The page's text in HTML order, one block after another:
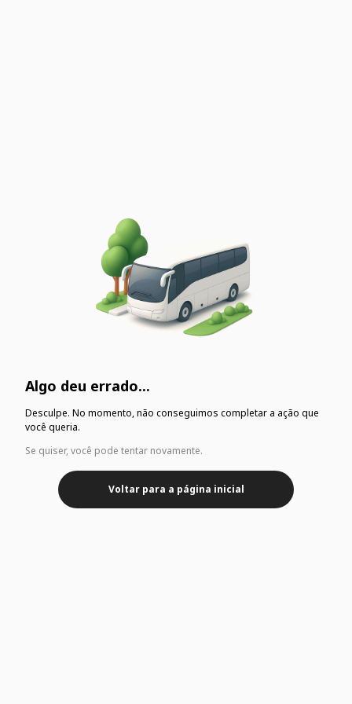
Algo deu errado...
Desculpe. No momento, não conseguimos completar a ação que
você queria.
Se quiser, você pode tentar novamente.
Voltar para a página inicial